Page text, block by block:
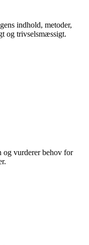
indhold, metoder,
og trivselsmæssigt.
og vurderer behov for